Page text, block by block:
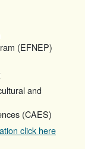
(EFNEP)
and
(CAES)
click here